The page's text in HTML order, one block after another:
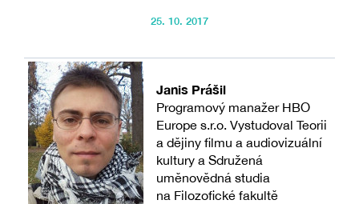
25. 10. 2017
Janis Prášil
Programový manažer HBO
Europe s.r.o. Vystudoval Teorii
a dějiny filmu a audiovizuální
kultury a Sdružená
uměnovědná studia
na Filozofické fakultě